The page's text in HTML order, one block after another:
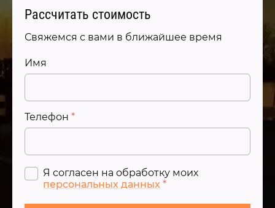
Рассчитать стоимость
Свяжемся с вами в ближайшее время
Имя
Телефон *
Я согласен на обработку моих
персональных данных *